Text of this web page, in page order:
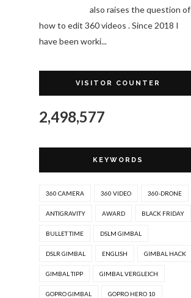
also raises the question of
how to edit 360 videos . Since 2018 I
have been worki...
VISITOR COUNTER
2,498,577
KEYWORDS
360 CAMERA 360 VIDEO 360-DRONE
ANTIGRAVITY AWARD BLACK FRIDAY
BULLET TIME DSLM GIMBAL
DSLR GIMBAL ENGLISH GIMBAL HACK
GIMBAL TIPP GIMBAL VERGLEICH
GOPRO GIMBAL GOPRO HERO 10